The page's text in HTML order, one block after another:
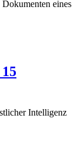
Dokumenten eines
Intelligenz